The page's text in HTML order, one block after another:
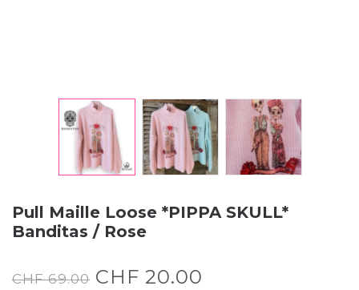
Pull Maille Loose *PIPPA SKULL*
Banditas / Rose
CHF69.00 CHF 20.00